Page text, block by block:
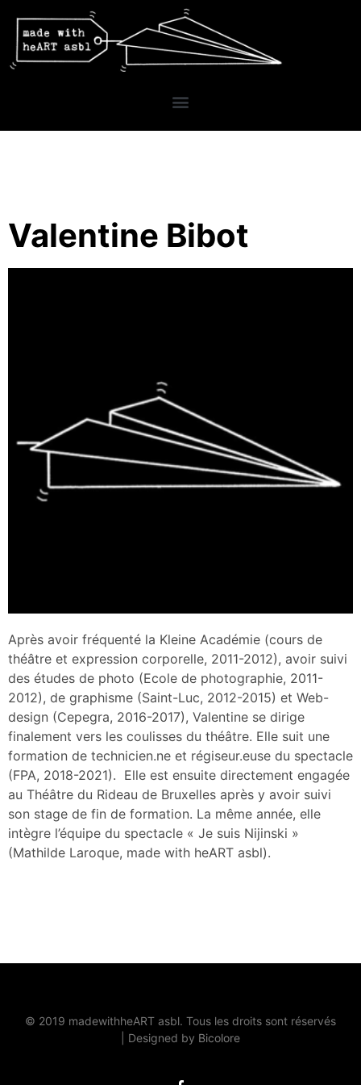
Valentine Bibot
Après avoir fréquenté la Kleine Académie (cours de
théâtre et expression corporelle, 2011-2012), avoir suivi
des études de photo (Ecole de photographie, 2011-
2012), de graphisme (Saint-Luc, 2012-2015) et Web-
design (Cepegra, 2016-2017), Valentine se dirige
finalement vers les coulisses du théâtre. Elle suit une
formation de technicien.ne et régiseur.euse du spectacle
(FPA, 2018-2021). Elle est ensuite directement engagée
au Théâtre du Rideau de Bruxelles après y avoir suivi
son stage de fin de formation. La même année, elle
intègre l’équipe du spectacle « Je suis Nijinski »
(Mathilde Laroque, made with heART asbl).
© 2019 madewithheART asbl. Tous les droits sont réservés
Designed by Bicolore